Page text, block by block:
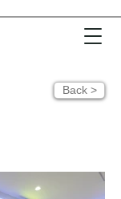
Back >